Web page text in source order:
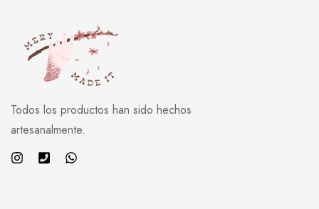
Todos los productos han sido hechos
artesanalmente.